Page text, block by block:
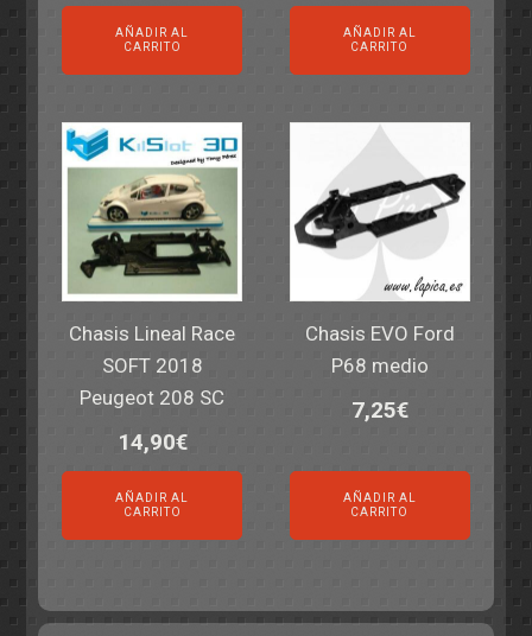
AÑADIR AL
CARRITO
AÑADIR AL
CARRITO
Chasis Lineal Race
SOFT 2018
Peugeot 208 SC
14,90€
AÑADIR AL
CARRITO
Chasis EVO Ford
P68 medio
7,25€
AÑADIR AL
CARRITO